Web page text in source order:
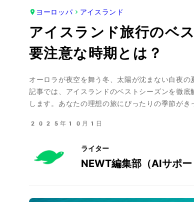
ヨーロッパ アイスランド
アイスランド旅行のベ
要注意な時期とは？
オーロラが夜空を舞う冬、太陽が沈まない白夜
記事では、アイスランドのベストシーズンを徹
します。あなたの理想の旅にぴったりの季節がき
2025年10月1日
ライター
NEWT編集部（AIサポー